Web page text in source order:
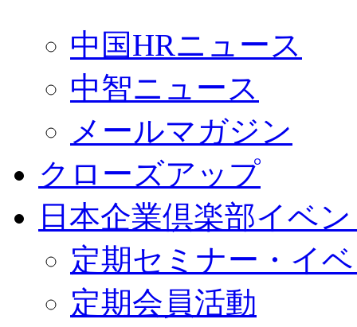
中国HRニュース
中智ニュース
メールマガジン
クローズアップ
日本企業倶楽部イベ
定期セミナー・イ
定期会員活動